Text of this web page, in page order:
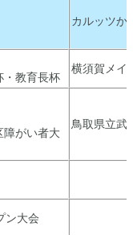
カルッツか
・教育長杯
横須賀メイ
障がい者大
鳥取県立武
ン大会